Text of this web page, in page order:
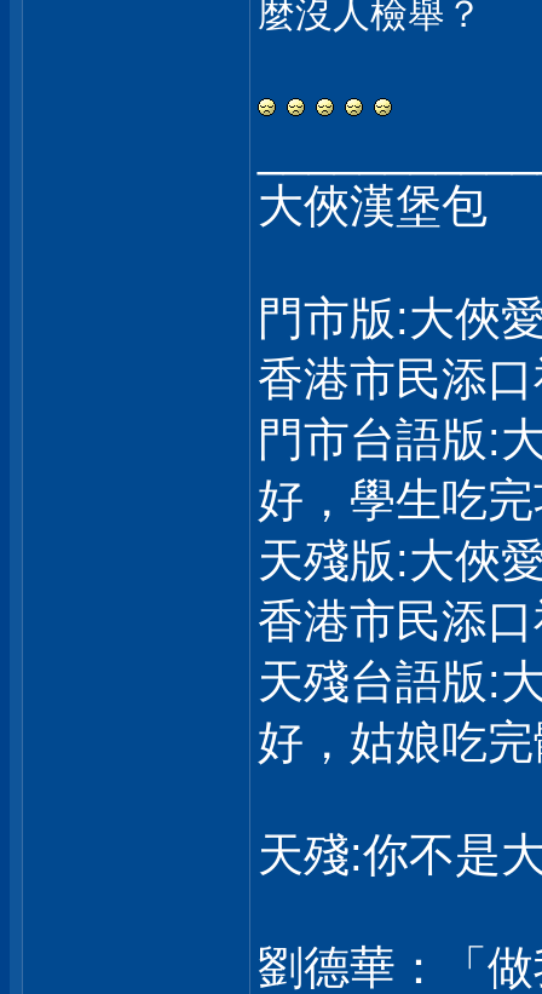
麼沒人檢舉？
大俠漢堡包
門市版:大俠
香港市民添
門市台語版:
好，學生吃
天殘版:大俠
香港市民添
天殘台語版:
好，姑娘吃
天殘:你不是
劉德華：「